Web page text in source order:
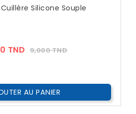
Silicone Souple
TND Prix
9,000 TNDPrix
AU PANIER